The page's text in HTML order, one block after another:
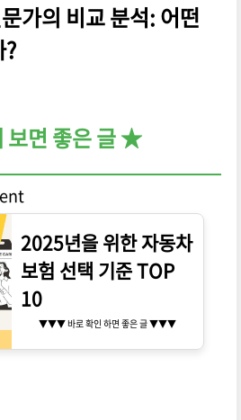
가의 비교 분석: 어떤
면 좋은 글 ★
2025년을 위한 자동차
보험 선택 기준 TOP
10
▼▼▼ 바로 확인 하면 좋은 글 ▼▼▼